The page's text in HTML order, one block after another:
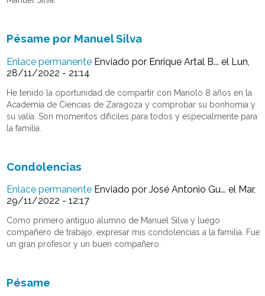
Pésame por Manuel Silva
Enlace permanente Enviado por Enrique Artal B... el Lun,
28/11/2022 - 21:14
He tenido la oportunidad de compartir con Manolo 8 años en la
Academia de Ciencias de Zaragoza y comprobar su bonhomía y
su valía. Son momentos difíciles para todos y especialmente para
la familia.
Condolencias
Enlace permanente Enviado porJosé Antonio Gu... el Mar,
29/11/2022 - 12:17
Como primero antiguo alumno de Manuel Silva y luego
compañero de trabajo, expresar mis condolencias a la familia. Fue
un gran profesor y un buen compañero.
Pésame